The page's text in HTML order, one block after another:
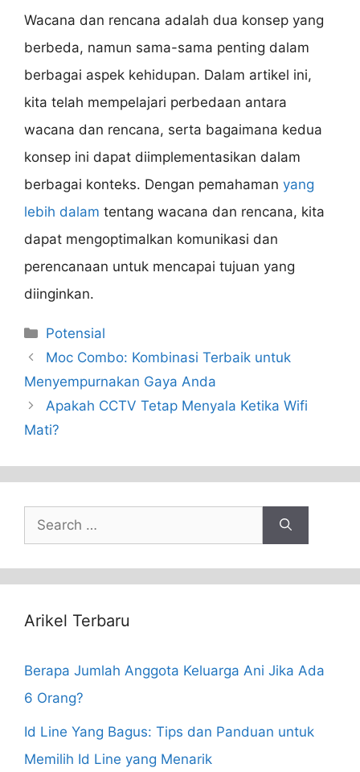
Wacana dan rencana adalah dua konsep yang
berbeda, namun sama-sama penting dalam
berbagai aspek kehidupan. Dalam artikel ini,
kita telah mempelajari perbedaan antara
wacana dan rencana, serta bagaimana kedua
konsep ini dapat diimplementasikan dalam
berbagai konteks. Dengan pemahaman yang
lebih dalam tentang wacana dan rencana, kita
dapat mengoptimalkan komunikasi dan
perencanaan untuk mencapai tujuan yang
diinginkan.
Categories
Potensial
Moc Combo: Kombinasi Terbaik untuk
Menyempurnakan Gaya Anda
Apakah CCTV Tetap Menyala Ketika Wifi
Mati?
Search
for:
Arikel Terbaru
Berapa Jumlah Anggota Keluarga Ani Jika Ada
6 Orang?
Id Line Yang Bagus: Tips dan Panduan untuk
Memilih Id Line yang Menarik